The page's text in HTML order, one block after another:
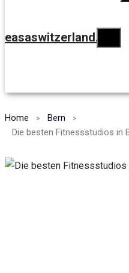
easaswitzerland.ch
Home
Bern
Die besten Fitnessstudios in